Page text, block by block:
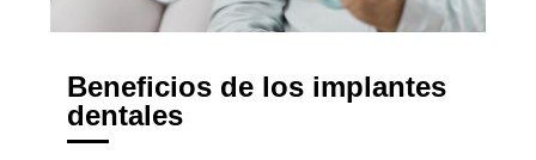
Beneficios de los implantes
dentales